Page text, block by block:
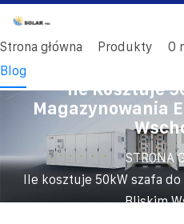
Strona główna Produkty O
Blog
Ile Kosztuje
Magazynowania
STRONA
Ile kosztuje 50kW szafa
Bliskim